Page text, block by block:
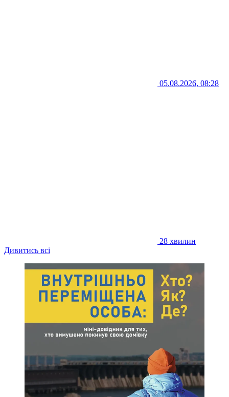
05.08.2026, 08:28
28 хвилин
Дивитись всі